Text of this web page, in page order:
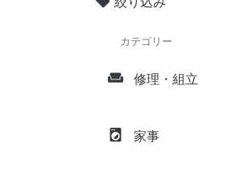
カテゴリー
weekend 修理・組立
local_laundry_service 家事